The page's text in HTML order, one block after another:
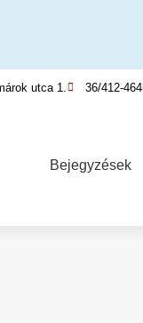
utca 1. 36/412-464
Bejegyzések